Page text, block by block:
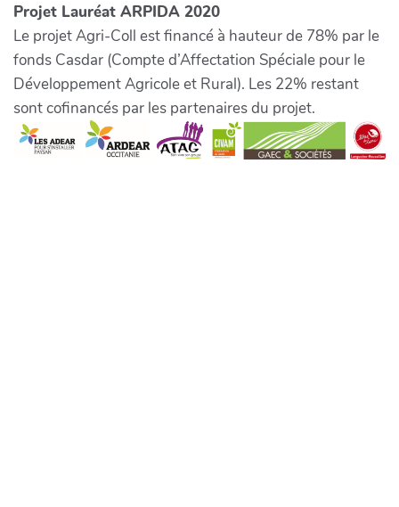
Projet Lauréat ARPIDA 2020
Le projet Agri-Coll est financé à hauteur de 78% par le
fonds Casdar (Compte d’Affectation Spéciale pour le
Développement Agricole et Rural). Les 22% restant
sont cofinancés par les partenaires du projet.